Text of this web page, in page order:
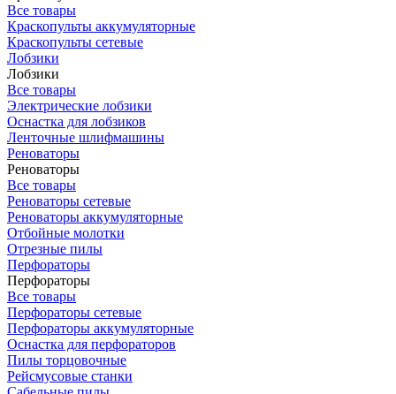
Все товары
Краскопульты аккумуляторные
Краскопульты сетевые
Лобзики
Лобзики
Все товары
Электрические лобзики
Оснастка для лобзиков
Ленточные шлифмашины
Реноваторы
Реноваторы
Все товары
Реноваторы сетевые
Реноваторы аккумуляторные
Отбойные молотки
Отрезные пилы
Перфораторы
Перфораторы
Все товары
Перфораторы сетевые
Перфораторы аккумуляторные
Оснастка для перфораторов
Пилы торцовочные
Рейсмусовые станки